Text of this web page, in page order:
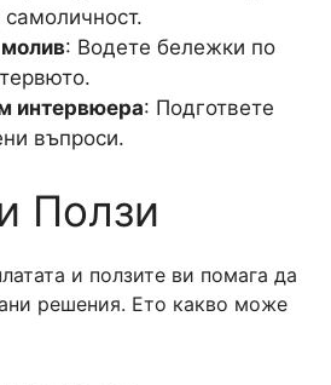
: Водете бележки по
интервюера: Подгответе
въпроси.
Ползи
и ползите ви помага да
решения. Ето какво може